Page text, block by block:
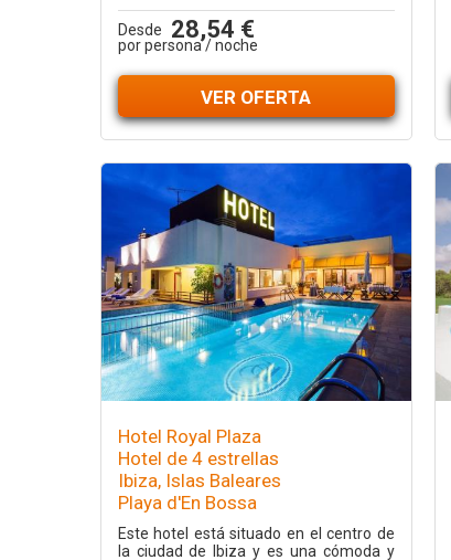
Desde 28,54 €
por persona / noche
VER OFERTA
Hotel Royal Plaza
Hotel de 4 estrellas
Ibiza, Islas Baleares
Playa d'En Bossa
Este hotel está situado en el centro de
la ciudad de Ibiza y es una cómoda y